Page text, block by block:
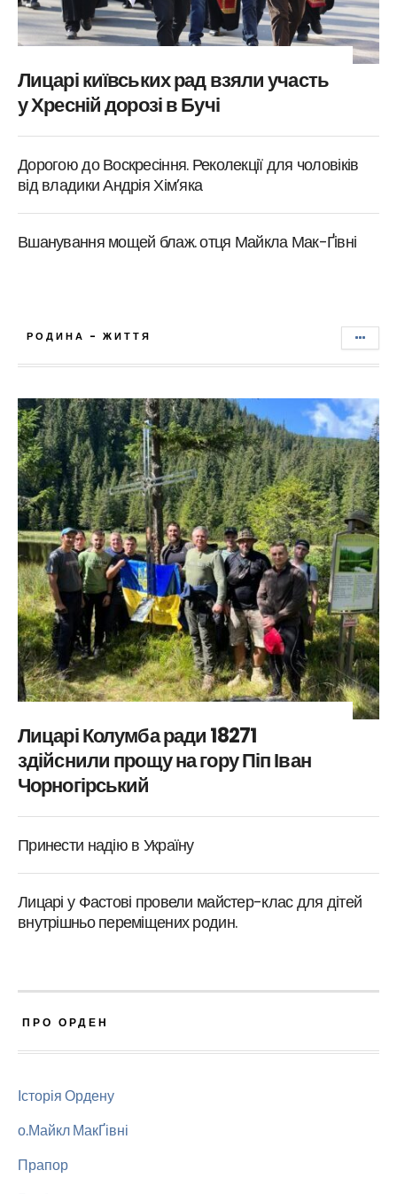
Лицарі київських рад взяли участь
у Хресній дорозі в Бучі
Дорогою до Воскресіння. Реколекції для чоловіків
від владики Андрія Хім’яка
Вшанування мощей блаж. отця Майкла Мак-Ґівні
РОДИНА - ЖИТТЯ
Лицарі Колумба ради 18271
здійснили прощу на гору Піп Іван
Чорногірський
Принести надію в Україну
Лицарі у Фастові провели майстер-клас для дітей
внутрішньо переміщених родин.
ПРО ОРДЕН
Історія Ордену
о.Майкл МакҐівні
Прапор